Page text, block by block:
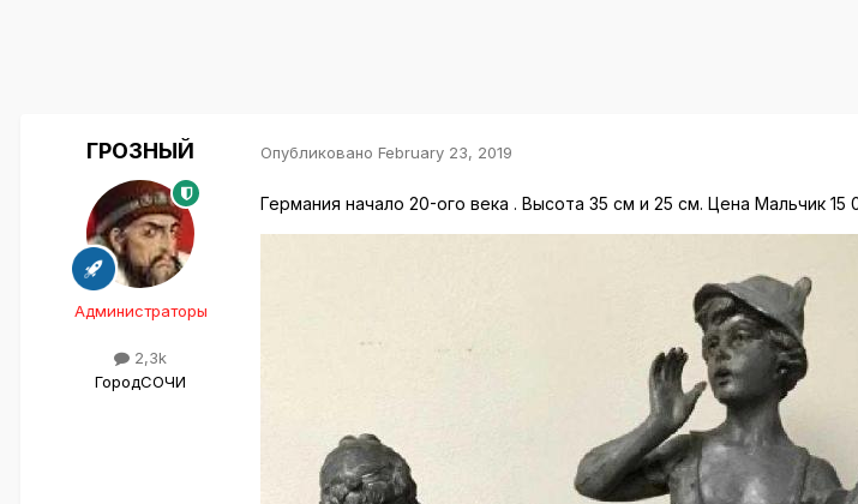
ГРОЗНЫЙ
Администраторы
2,3k
ГородСОЧИ
Опубликовано February 23, 2019
Германия начало 20-ого века . Высота 35 см и 25 см. Цена Мальчик